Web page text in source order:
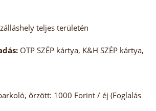
teljes területén
OTP SZÉP kártya, K&H SZÉP kártya,
őrzött: 1000 Forint / éj (Foglalás